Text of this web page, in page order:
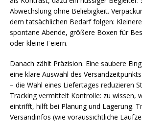
Abwechslung ohne Beliebigkeit.
dem tatsächlichen Bedarf folgen:
spontane Abende, größere Boxen für
oder kleine Feiern.
Danach zählt Präzision. Eine saubere
eine klare Auswahl des
– die Wahl eines Liefertages reduzieren
Tracking vermittelt Kontrolle: zu wissen,
eintrifft, hilft bei Planung und Lagerung.
Versandinfos (wie voraussichtliche